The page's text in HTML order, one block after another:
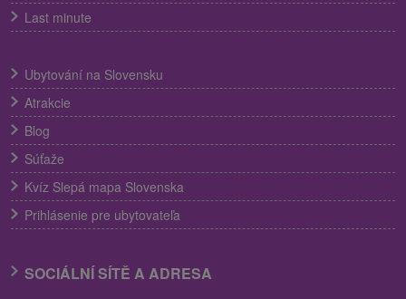
Last minute
Ubytování na Slovensku
Atrakcie
Blog
Súťaže
Kvíz Slepá mapa Slovenska
Prihlásenie pre ubytovateľa
SOCIÁLNÍ SÍTĚ A ADRESA